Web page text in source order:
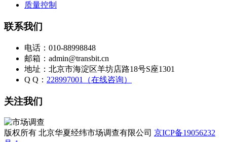
质量控制
联系我们
电话：010-88998848
邮箱：admin@transbit.cn
地址：北京市海淀区羊坊店路18号S座1301
Q Q： 228997001（在线咨询）
关注我们
版权所有 北京华夏经纬市场调查有限公司 京ICP备19056232